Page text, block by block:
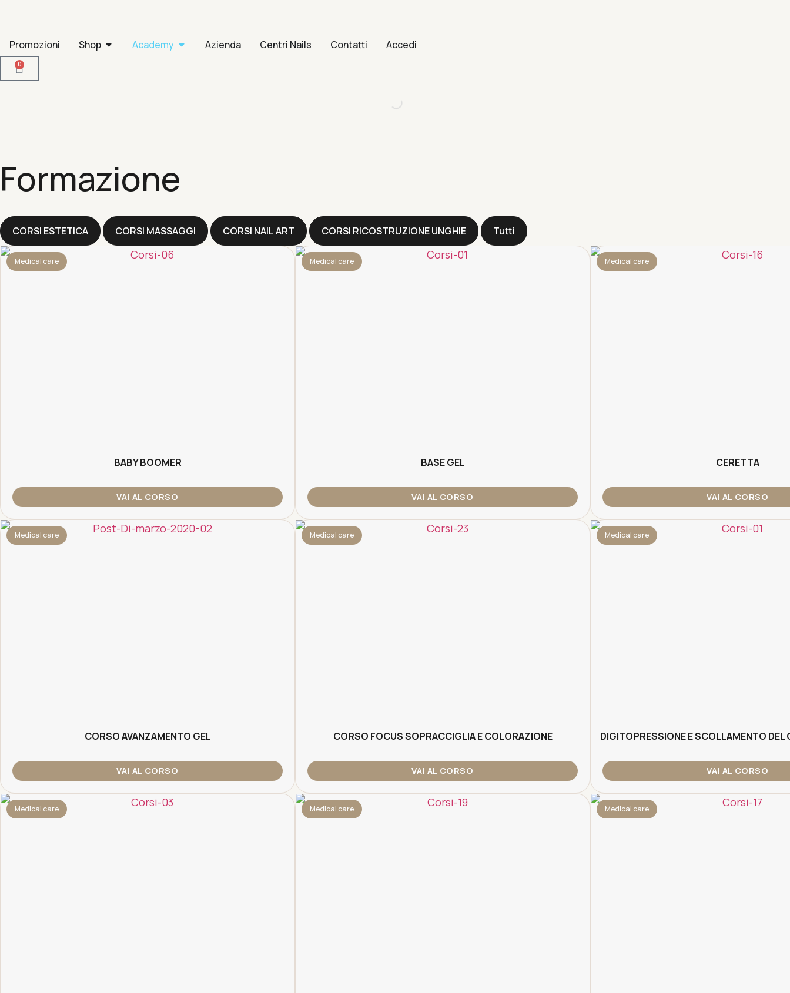
Promozioni Shop Academy Azienda Centri Nails Contatti Accedi
0
Formazione
CORSI ESTETICA CORSI MASSAGGI CORSI NAIL ART CORSI RICOSTRUZIONE UNGHIE Tutti
BABY BOOMER
VAI AL CORSO
Medical care
BASE GEL
VAI AL CORSO
Medical care
CERETTA
VAI AL CORSO
Medical care
CORSO AVANZAMENTO GEL
VAI AL CORSO
Medical care
CORSO FOCUS SOPRACCIGLIA E COLORAZIONE
VAI AL CORSO
Medical care
DIGITOPRESSIONE E SCOLLAMENTO
VAI AL CORSO
Medical care
Medical care Medical care Medical care